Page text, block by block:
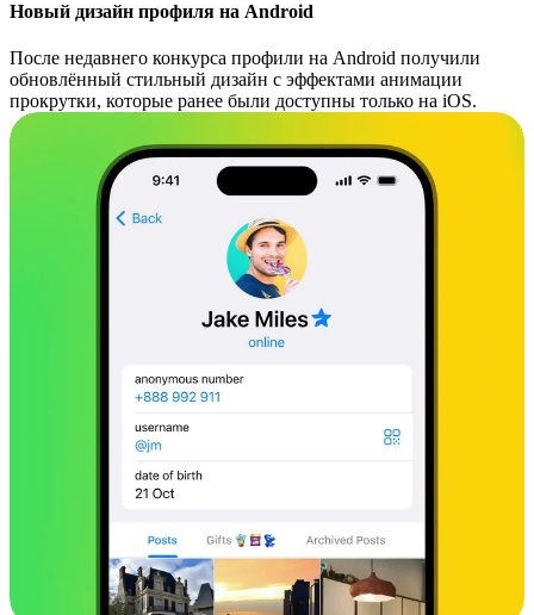
Новый дизайн профиля на Android
После недавнего конкурса профили на Android получили
обновлённый стильный дизайн с эффектами анимации
прокрутки, которые ранее были доступны только на iOS.